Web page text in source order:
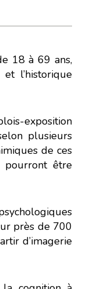
18 à 69 ans,
l’historique
exposition
plusieurs
de ces
pourront être
près de 700
d’imagerie